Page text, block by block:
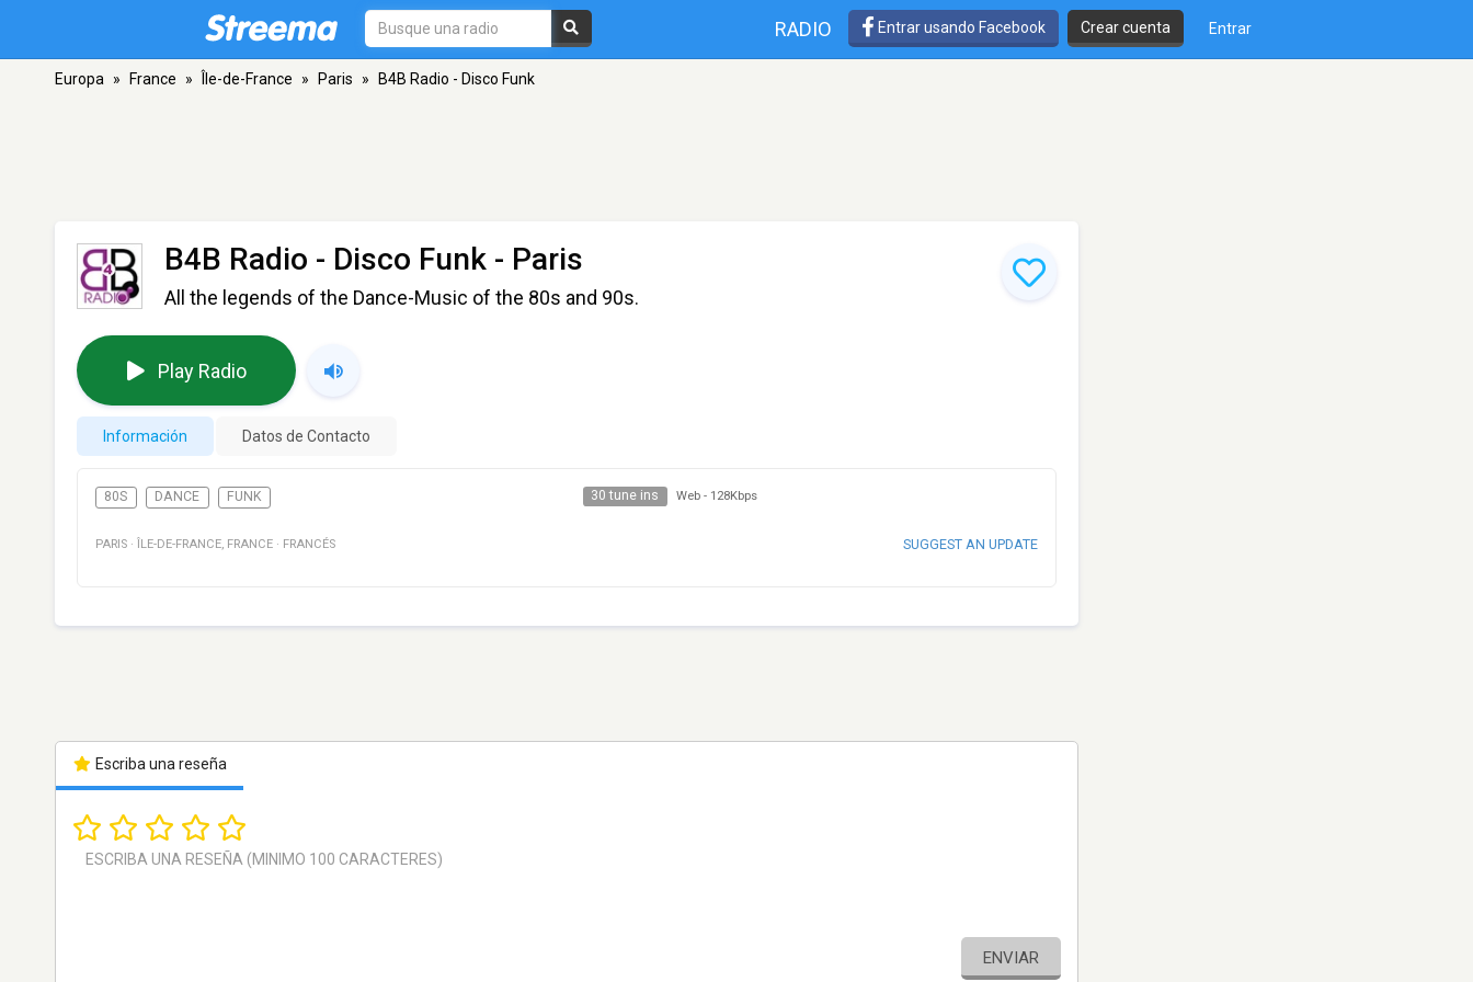
RADIO Entrar usando Facebook Crear cuenta Entrar
Europa » France » Île-de-France » Paris » B4B Radio - Disco Funk
B4B Radio - Disco Funk - Paris
All the legends of the Dance-Music of the 80s and 90s.
Play Radio
Información Datos de Contacto
80S DANCE FUNK 30 tune ins Web - 128Kbps
PARIS · ÎLE-DE-FRANCE, FRANCE · FRANCÉS SUGGEST AN UPDATE
Escriba una reseña
ENVIAR